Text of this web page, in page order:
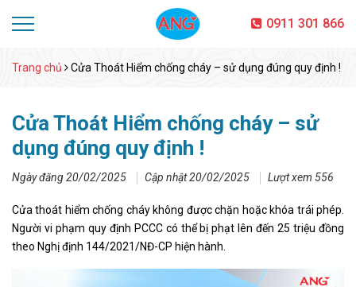
0911 301 866
Trang chủ Cửa Thoát Hiểm chống cháy – sử dụng đúng quy định !
Cửa Thoát Hiểm chống cháy – sử
dụng đúng quy định !
Ngày đăng 20/02/2025 Cập nhật 20/02/2025 Lượt xem 556
Cửa thoát hiểm chống cháy không được chặn hoặc khóa trái phép.
Người vi phạm quy định PCCC có thể bị phạt lên đến 25 triệu đồng
theo Nghị định 144/2021/NĐ-CP hiện hành.